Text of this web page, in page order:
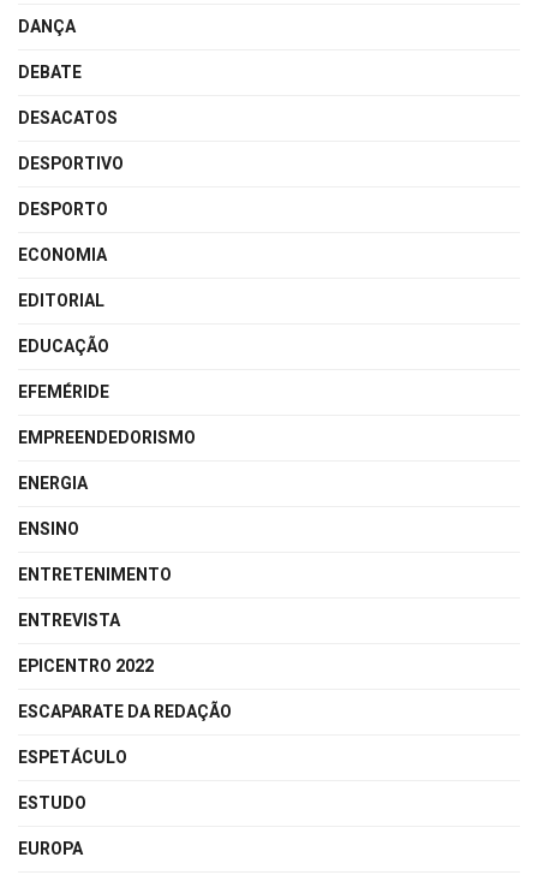
DANÇA
DEBATE
DESACATOS
DESPORTIVO
DESPORTO
ECONOMIA
EDITORIAL
EDUCAÇÃO
EFEMÉRIDE
EMPREENDEDORISMO
ENERGIA
ENSINO
ENTRETENIMENTO
ENTREVISTA
EPICENTRO 2022
ESCAPARATE DA REDAÇÃO
ESPETÁCULO
ESTUDO
EUROPA